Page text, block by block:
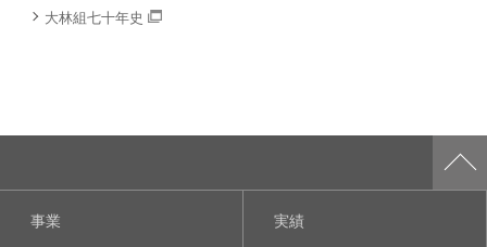
大林組七十年史
事業 実績